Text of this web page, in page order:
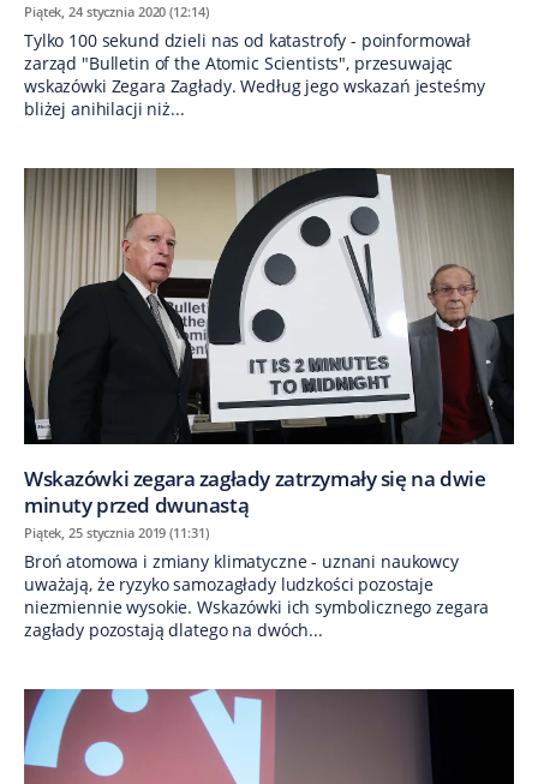
Piątek, 24 stycznia 2020 (12:14)
Tylko 100 sekund dzieli nas od katastrofy - poinformował
zarząd "Bulletin of the Atomic Scientists", przesuwając
wskazówki Zegara Zagłady. Według jego wskazań jesteśmy
bliżej anihilacji niż...
Wskazówki zegara zagłady zatrzymały się na dwie
minuty przed dwunastą
Piątek, 25 stycznia 2019 (11:31)
Broń atomowa i zmiany klimatyczne - uznani naukowcy
uważają, że ryzyko samozagłady ludzkości pozostaje
niezmiennie wysokie. Wskazówki ich symbolicznego zegara
zagłady pozostają dlatego na dwóch...